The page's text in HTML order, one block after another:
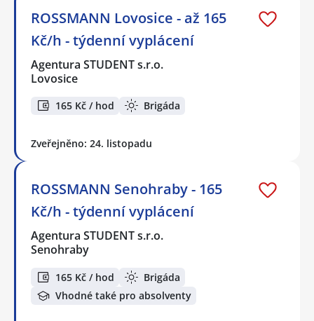
ROSSMANN Lovosice - až 165
Kč/h - týdenní vyplácení
Agentura STUDENT s.r.o.
Lovosice
165 Kč / hod Brigáda
Zveřejněno: 24. listopadu
ROSSMANN Senohraby - 165
Kč/h - týdenní vyplácení
Agentura STUDENT s.r.o.
Senohraby
165 Kč / hod
Brigáda
Vhodné také pro absolventy